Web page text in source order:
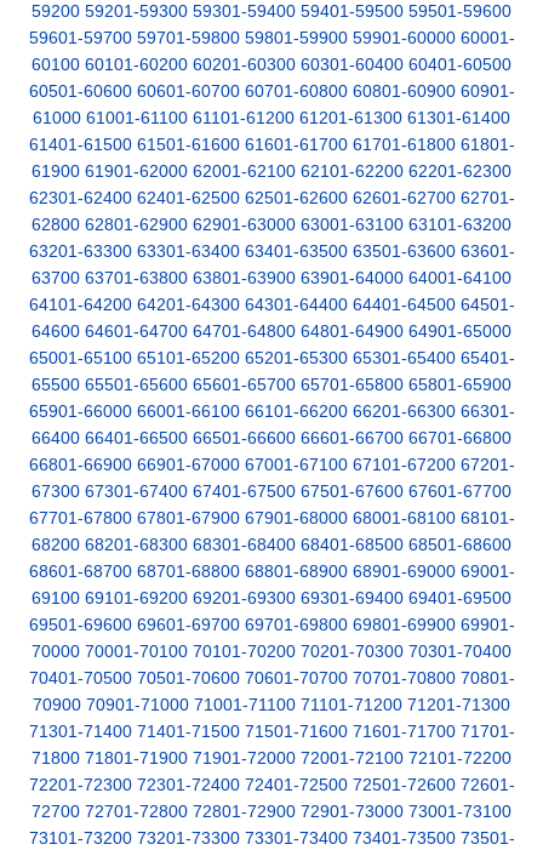
59200 59201-59300 59301-59400 59401-59500 59501-59600
59601-59700 59701-59800 59801-59900 59901-60000 60001-
60100 60101-60200 60201-60300 60301-60400 60401-60500
60501-60600 60601-60700 60701-60800 60801-60900 60901-
61000 61001-61100 61101-61200 61201-61300 61301-61400
61401-61500 61501-61600 61601-61700 61701-61800 61801-
61900 61901-62000 62001-62100 62101-62200 62201-62300
62301-62400 62401-62500 62501-62600 62601-62700 62701-
62800 62801-62900 62901-63000 63001-63100 63101-63200
63201-63300 63301-63400 63401-63500 63501-63600 63601-
63700 63701-63800 63801-63900 63901-64000 64001-64100
64101-64200 64201-64300 64301-64400 64401-64500 64501-
64600 64601-64700 64701-64800 64801-64900 64901-65000
65001-65100 65101-65200 65201-65300 65301-65400 65401-
65500 65501-65600 65601-65700 65701-65800 65801-65900
65901-66000 66001-66100 66101-66200 66201-66300 66301-
66400 66401-66500 66501-66600 66601-66700 66701-66800
66801-66900 66901-67000 67001-67100 67101-67200 67201-
67300 67301-67400 67401-67500 67501-67600 67601-67700
67701-67800 67801-67900 67901-68000 68001-68100 68101-
68200 68201-68300 68301-68400 68401-68500 68501-68600
68601-68700 68701-68800 68801-68900 68901-69000 69001-
69100 69101-69200 69201-69300 69301-69400 69401-69500
69501-69600 69601-69700 69701-69800 69801-69900 69901-
70000 70001-70100 70101-70200 70201-70300 70301-70400
70401-70500 70501-70600 70601-70700 70701-70800 70801-
70900 70901-71000 71001-71100 71101-71200 71201-71300
71301-71400 71401-71500 71501-71600 71601-71700 71701-
71800 71801-71900 71901-72000 72001-72100 72101-72200
72201-72300 72301-72400 72401-72500 72501-72600 72601-
72700 72701-72800 72801-72900 72901-73000 73001-73100
73101-73200 73201-73300 73301-73400 73401-73500 73501-